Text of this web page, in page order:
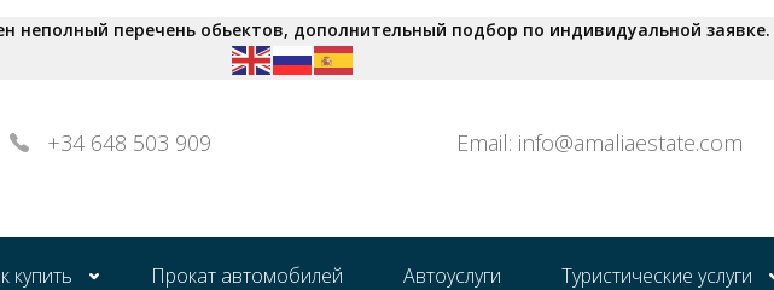
неполный перечень обьектов, дополнительный подбор по индивидуальной заявке.
+34 648 503 909 Email: info@amaliaestate.com
купить Прокат автомобилей Автоуслуги Туристические услуги